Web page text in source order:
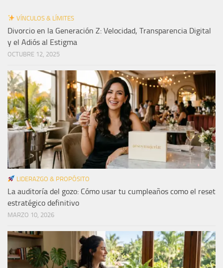
VÍNCULOS & LÍMITES
Divorcio en la Generación Z: Velocidad, Transparencia Digital
y el Adiós al Estigma
OCTUBRE 12, 2025
LIDERAZGO & PROPÓSITO
La auditoría del gozo: Cómo usar tu cumpleaños como el reset
estratégico definitivo
MARZO 10, 2026